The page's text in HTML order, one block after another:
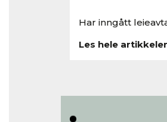
Har inngått
Les hele